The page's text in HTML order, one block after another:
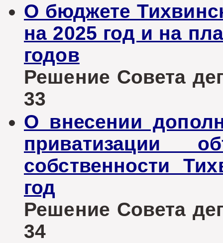
О бюджете
на 2025 год и на
годов
Решение Совета
33
О внесении
приватизации
собственности
год
Решение Совета
34